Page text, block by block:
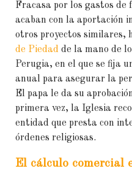
Fracasa por los gastos de
acaban con la aportación
otros proyectos similares,
de Piedad de la mano de
Perugia, en el que se fija
anual para asegurar la
El papa le da su
primera vez, la Iglesia
entidad que presta con
órdenes religiosas.
El cálculo comercial